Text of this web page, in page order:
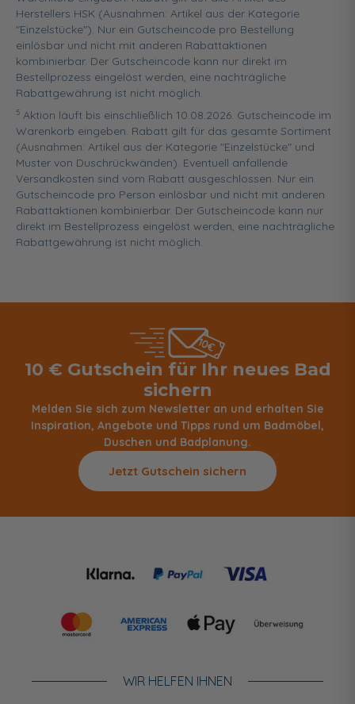
Herstellers HSK (Ausnahmen: Artikel aus der Kategorie
"Einzelstücke"). Nur ein Gutscheincode pro Bestellung
einlösbar und nicht mit anderen Rabattaktionen
kombinierbar. Der Gutscheincode kann nur direkt im
Bestellprozess eingelöst werden, eine nachträgliche
Rabattgewährung ist nicht möglich.
5 Aktion läuft bis einschließlich 10.08.2026. Gutscheincode im
Warenkorb eingeben. Rabatt gilt für das gesamte Sortiment
(Ausnahmen: Artikel aus der Kategorie "Einzelstücke" und
Muster von Duschrückwänden). Eventuell anfallende
Versandkosten sind vom Rabatt ausgeschlossen. Nur ein
Gutscheincode pro Person einlösbar und nicht mit anderen
Rabattaktionen kombinierbar. Der Gutscheincode kann nur
direkt im Bestellprozess eingelöst werden, eine nachträgliche
Rabattgewährung ist nicht möglich.
10 € Gutschein für Ihr neues Bad
sichern
Melden Sie sich zum Newsletter an und erhalten Sie
Inspiration, Angebote und Tipps rund um Badmöbel,
Duschen und Badplanung.
Jetzt Gutschein sichern
WIR HELFEN IHNEN